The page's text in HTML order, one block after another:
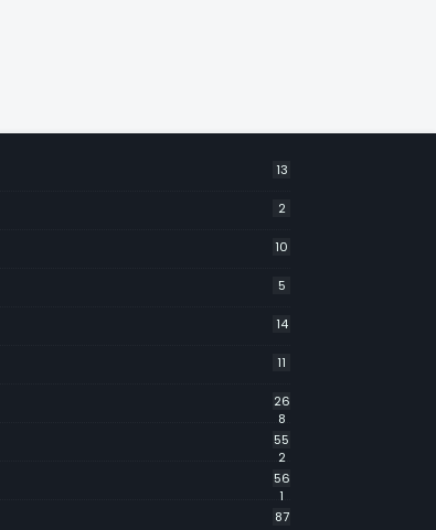
13
2
10
5
14
11
26
8
55
2
56
1
87